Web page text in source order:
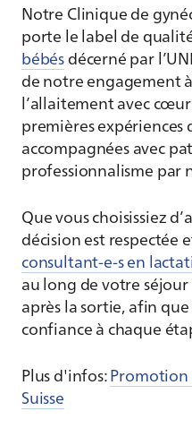
Notre Clinique de
porte le label de
bébés décerné par
de notre engagement
l’allaitement avec
premières expériences
accompagnées avec
professionnalisme par
Que vous choisissiez
décision est respectée
consultant-e-s en
au long de votre
après la sortie, afin
confiance à chaque
Plus d'infos:
Suisse